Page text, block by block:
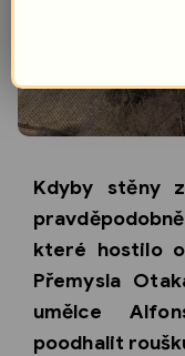
Kdyby stěny
které hostilo
Přemysla
umělce
poodhalit